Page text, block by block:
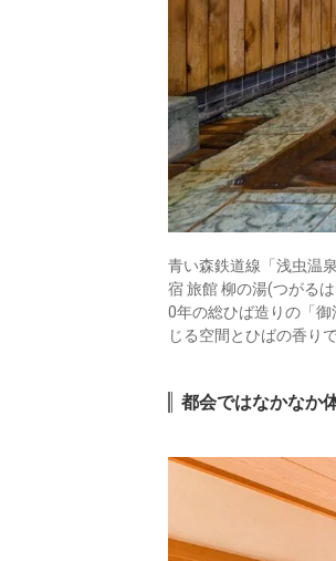
青い森鉄道線「浅虫温
宿 旅館 柳の湯(つがる
0年の総ひば造りの「
じる空間とひばの香り
都会ではなかなか